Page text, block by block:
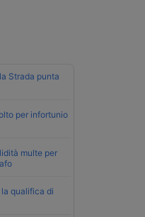
Strada punta
per infortunio
multe per
qualifica di